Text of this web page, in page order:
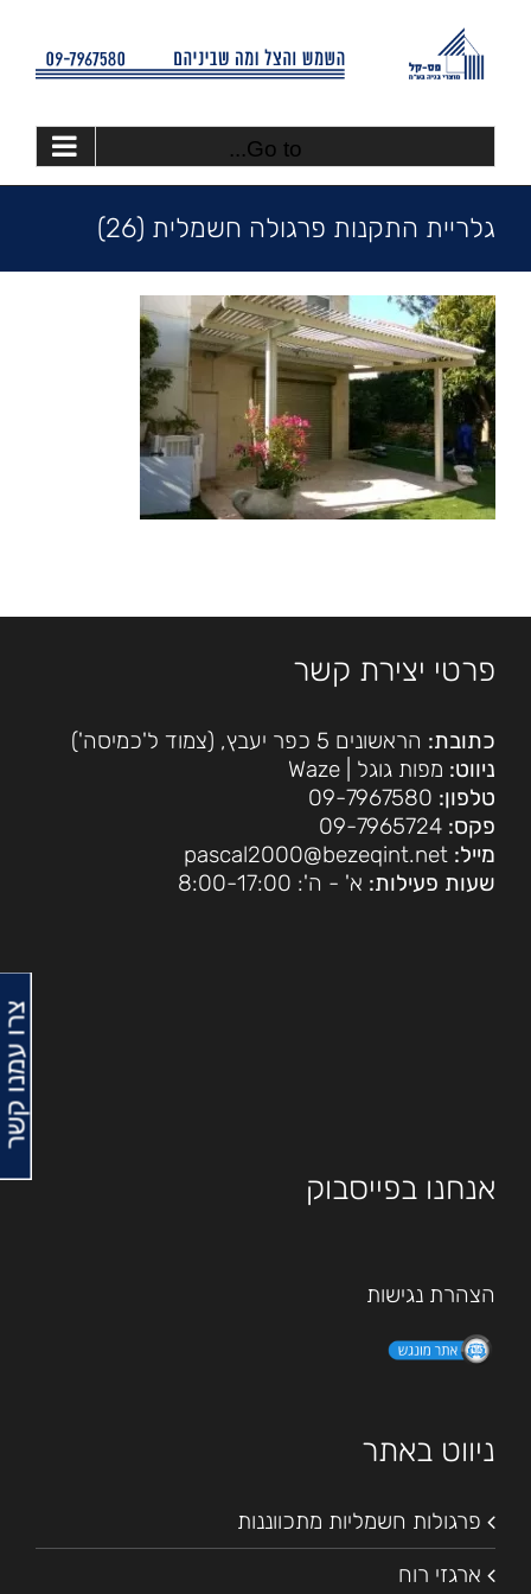
content
Go to...
גלריית התקנות פרגולה חשמלית (26)
פרטי יצירת קשר
כתובת: הראשונים 5 כפר יעבץ, (צמוד ל'כמיסה')
ניווט: מפות גוגל
Waze
טלפון: 09-7967580
פקס:
מייל: pascal2000@bezeqint.net
שעות פעילות: א' - ה': 8:00-17:00
אנחנו בפייסבוק
הצהרת נגישות
ניווט באתר
פרגולות חשמליות מתכווננות
ארגזי רוח
צרו